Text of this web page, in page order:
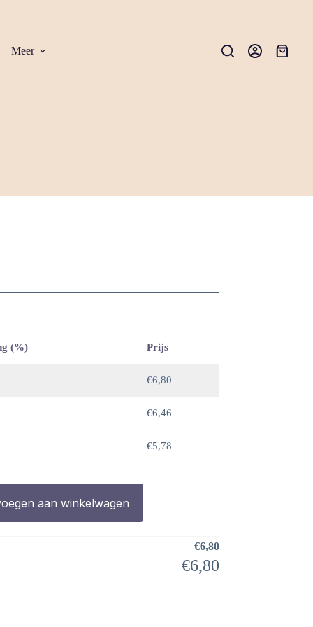
Meer
(%) Prijs
€6,80
€6,46
€5,78
aan winkelwagen
€6,80
€6,80